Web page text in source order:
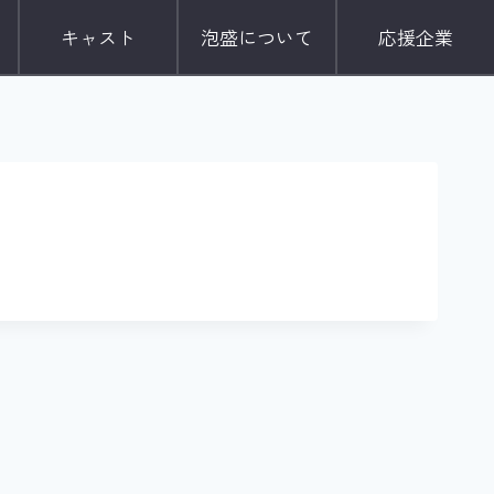
キャスト 泡盛について 応援企業